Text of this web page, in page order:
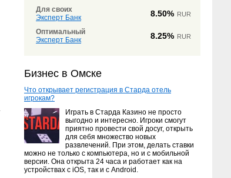
Для своих
Эксперт Банк
8.50% RUR
Оптимальный
Эксперт Банк
8.25% RUR
Бизнес в Омске
Что открывает регистрация в Старда отель
игрокам?
Играть в Старда Казино не просто
выгодно и интересно. Игроки смогут
приятно провести свой досуг, открыть
для себя множество новых
развлечений. При этом, делать ставки
можно не только с компьютера, но и с мобильной
версии. Она открыта 24 часа и работает как на
устройствах с iOS, так и с Android.